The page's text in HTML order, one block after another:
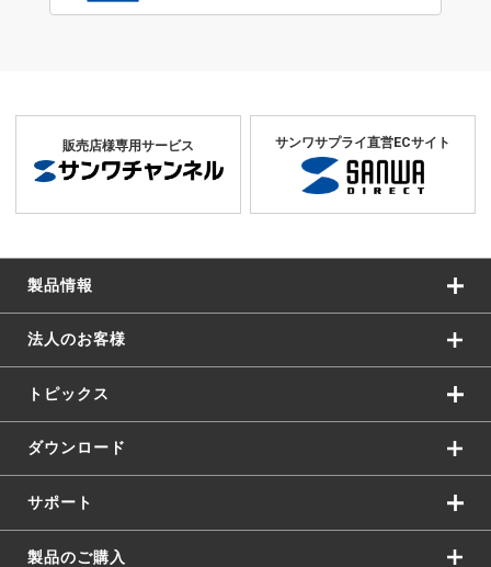
販売店様専用サービス サンワサプライ直営ECサイト
製品情報
法人のお客様
トピックス
ダウンロード
サポート
製品のご購入